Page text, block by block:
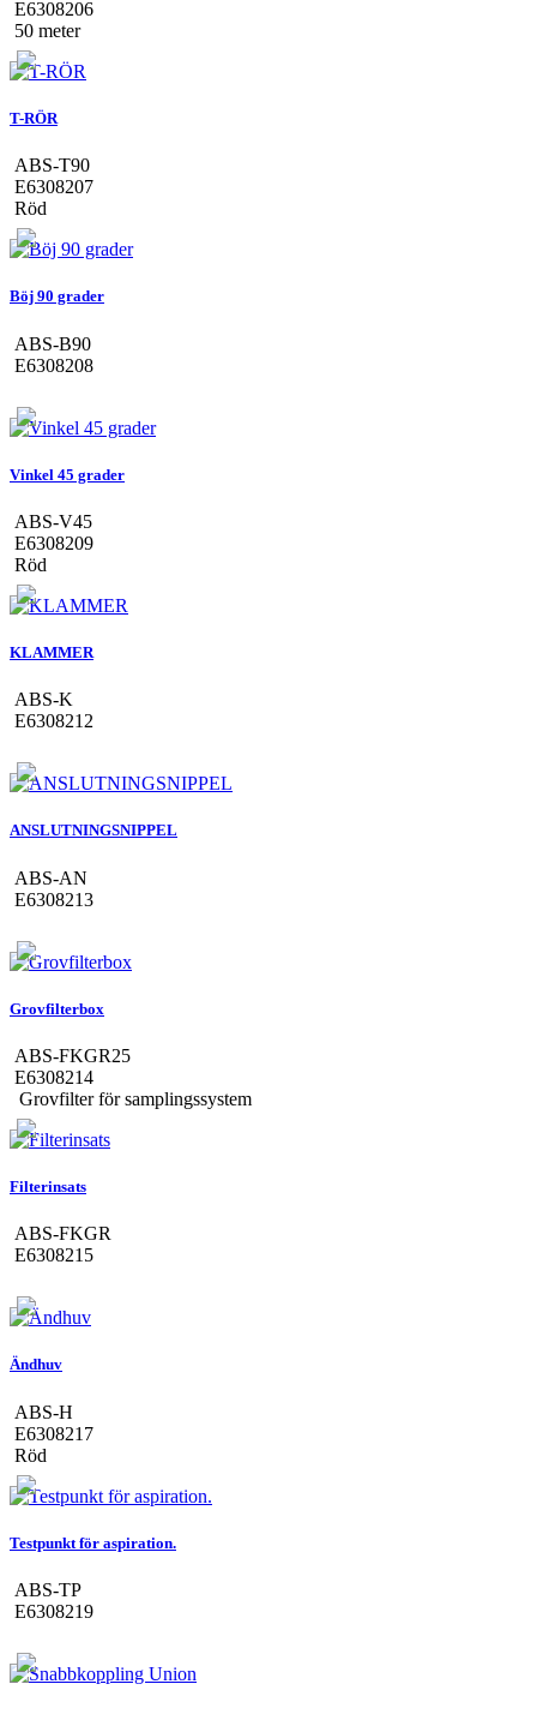
E6308206
50 meter
T-RÖR
ABS-T90
E6308207
Röd
Böj 90 grader
ABS-B90
E6308208
Vinkel 45 grader
ABS-V45
E6308209
Röd
KLAMMER
ABS-K
E6308212
ANSLUTNINGSNIPPEL
ABS-AN
E6308213
Grovfilterbox
ABS-FKGR25
E6308214
Grovfilter för samplingssystem
Filterinsats
ABS-FKGR
E6308215
Ändhuv
ABS-H
E6308217
Röd
Testpunkt för aspiration.
ABS-TP
E6308219